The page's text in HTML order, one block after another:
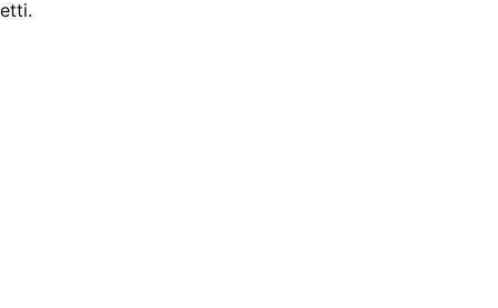
etti.